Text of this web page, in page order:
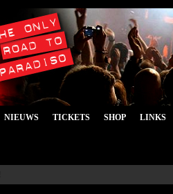
NIEUWS TICKETS SHOP LINKS